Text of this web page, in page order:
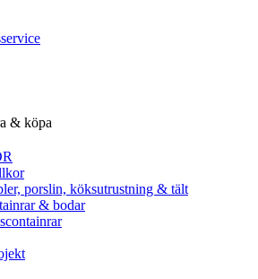
& köpa
porslin, köksutrustning & tält
& bodar